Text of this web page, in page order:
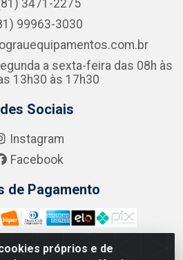
próprios e de
3471-2275
99963-3030
a sexta-feira das 08h às
13h30 às 17h30
Sociais
Instagram
Facebook
de Pagamento